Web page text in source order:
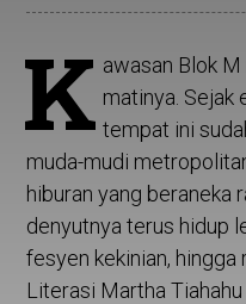
K awasan Blok
matinya. Sejak
tempat ini
muda-mudi
hiburan yang beraneka
denyutnya terus hidup
fesyen kekinian,
Literasi Martha